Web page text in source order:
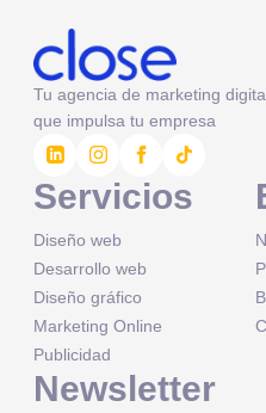
Tu agencia de marketing
que impulsa tu empresa
Servicios
Diseño web
Desarrollo web
Diseño gráfico
Marketing Online
Publicidad
Newsletter